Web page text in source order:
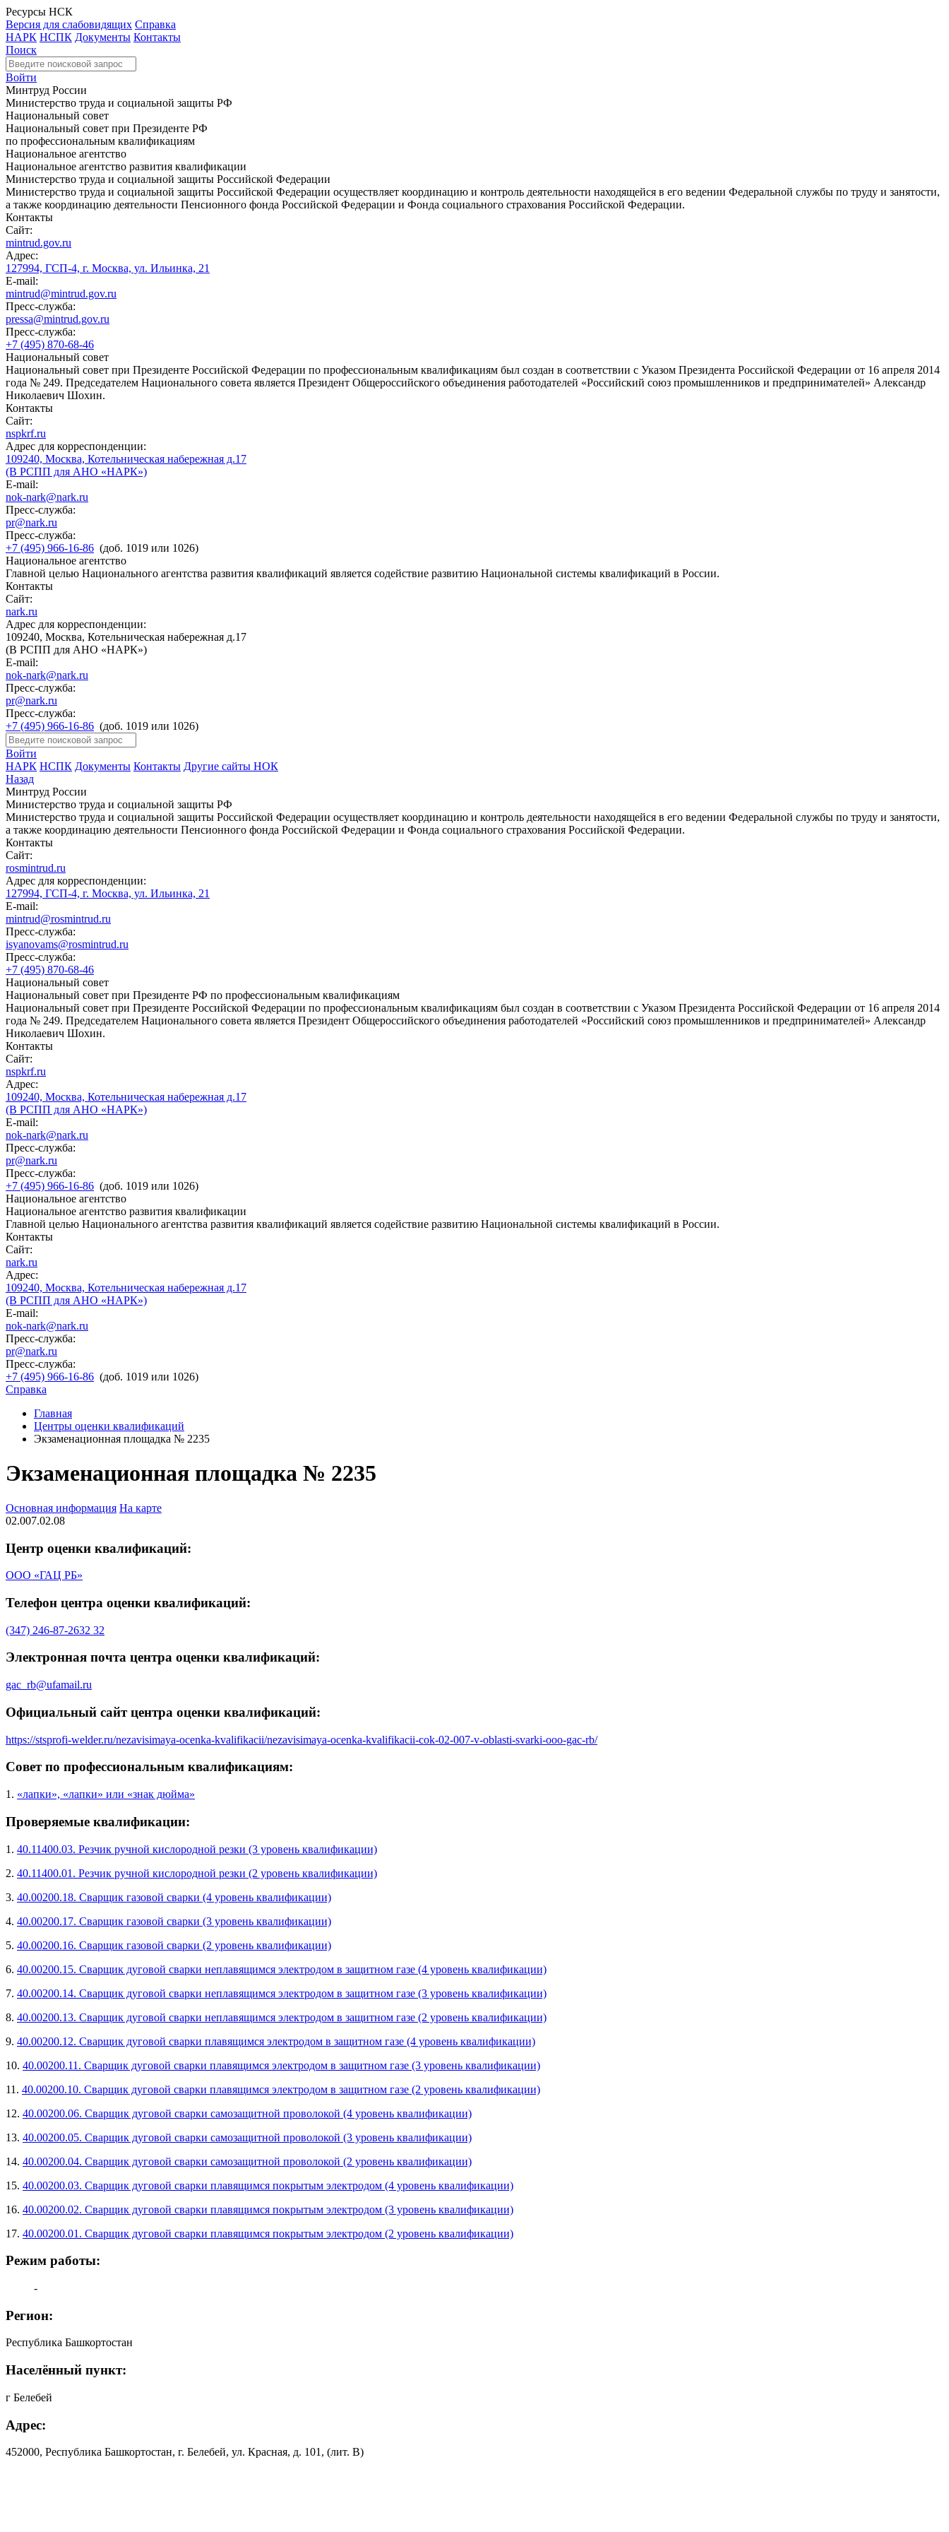
Ресурсы НСК
Версия для слабовидящих Справка
НАРК НСПК Документы Контакты
Поиск
Войти
Минтруд России
Министерство труда и социальной защиты РФ
Национальный совет
Национальный совет при Президенте РФ
по профессиональным квалификациям
Национальное агентство
Национальное агентство развития квалификации
Министерство труда и социальной защиты Российской Федерации
Министерство труда и социальной защиты Российской Федерации осуществляет координацию и контроль деятельности находящейся в его ведении Федеральной службы по труду и занятости,
а также координацию деятельности Пенсионного фонда Российской Федерации и Фонда социального страхования Российской Федерации.
Контакты
Сайт:
mintrud.gov.ru
Адрес:
127994, ГСП-4, г. Москва, ул. Ильинка, 21
E-mail:
mintrud@mintrud.gov.ru
Пресс-служба:
pressa@mintrud.gov.ru
Пресс-служба:
+7 (495) 870-68-46
Национальный совет
Национальный совет при Президенте Российской Федерации по профессиональным квалификациям был создан в соответствии с Указом Президента Российской Федерации от 16 апреля 2014
года № 249. Председателем Национального совета является Президент Общероссийского объединения работодателей «Российский союз промышленников и предпринимателей» Александр
Николаевич Шохин.
Контакты
Сайт:
nspkrf.ru
Адрес для корреспонденции:
109240, Москва, Котельническая набережная д.17
(В РСПП для АНО «НАРК»)
E-mail:
nok-nark@nark.ru
Пресс-служба:
pr@nark.ru
Пресс-служба:
+7 (495) 966-16-86 (доб. 1019 или 1026)
Национальное агентство
Главной целью Национального агентства развития квалификаций является содействие развитию Национальной системы квалификаций в России.
Контакты
Сайт:
nark.ru
Адрес для корреспонденции:
109240, Москва, Котельническая набережная д.17
(В РСПП для АНО «НАРК»)
E-mail:
nok-nark@nark.ru
Пресс-служба:
pr@nark.ru
Пресс-служба:
+7 (495) 966-16-86 (доб. 1019 или 1026)
Войти
НАРК НСПК Документы Контакты Другие сайты НОК
Назад
Минтруд России
Министерство труда и социальной защиты РФ
Министерство труда и социальной защиты Российской Федерации осуществляет координацию и контроль деятельности находящейся в его ведении Федеральной службы по труду и занятости,
а также координацию деятельности Пенсионного фонда Российской Федерации и Фонда социального страхования Российской Федерации.
Контакты
Сайт:
rosmintrud.ru
Адрес для корреспонденции:
127994, ГСП-4, г. Москва, ул. Ильинка, 21
E-mail:
mintrud@rosmintrud.ru
Пресс-служба:
isyanovams@rosmintrud.ru
Пресс-служба:
+7 (495) 870-68-46
Национальный совет
Национальный совет при Президенте РФ по профессиональным квалификациям
Национальный совет при Президенте Российской Федерации по профессиональным квалификациям был создан в соответствии с Указом Президента Российской Федерации от 16 апреля 2014
года № 249. Председателем Национального совета является Президент Общероссийского объединения работодателей «Российский союз промышленников и предпринимателей» Александр
Николаевич Шохин.
Контакты
Сайт:
nspkrf.ru
Адрес:
109240, Москва, Котельническая набережная д.17
(В РСПП для АНО «НАРК»)
E-mail:
nok-nark@nark.ru
Пресс-служба:
pr@nark.ru
Пресс-служба:
+7 (495) 966-16-86 (доб. 1019 или 1026)
Национальное агентство
Национальное агентство развития квалификации
Главной целью Национального агентства развития квалификаций является содействие развитию Национальной системы квалификаций в России.
Контакты
Сайт:
nark.ru
Адрес:
109240, Москва, Котельническая набережная д.17
(В РСПП для АНО «НАРК»)
E-mail:
nok-nark@nark.ru
Пресс-служба:
pr@nark.ru
Пресс-служба:
+7 (495) 966-16-86 (доб. 1019 или 1026)
Справка
Главная
Центры оценки квалификаций
Экзаменационная площадка № 2235
Экзаменационная площадка № 2235
Основная информация На карте
02.007.02.08
Центр оценки квалификаций:
ООО «ГАЦ РБ»
Телефон центра оценки квалификаций:
(347) 246-87-2632 32
Электронная почта центра оценки квалификаций:
gac_rb@ufamail.ru
Официальный сайт центра оценки квалификаций:
https://stsprofi-welder.ru/nezavisimaya-ocenka-kvalifikacii/nezavisimaya-ocenka-kvalifikacii-cok-02-007-v-oblasti-svarki-ooo-gac-rb/
Совет по профессиональным квалификациям:
1. «лапки», «лапки» или «знак дюйма»
Проверяемые квалификации:
1. 40.11400.03. Резчик ручной кислородной резки (3 уровень квалификации)
2. 40.11400.01. Резчик ручной кислородной резки (2 уровень квалификации)
3. 40.00200.18. Сварщик газовой сварки (4 уровень квалификации)
4. 40.00200.17. Сварщик газовой сварки (3 уровень квалификации)
5. 40.00200.16. Сварщик газовой сварки (2 уровень квалификации)
6. 40.00200.15. Сварщик дуговой сварки неплавящимся электродом в защитном газе (4 уровень квалификации)
7. 40.00200.14. Сварщик дуговой сварки неплавящимся электродом в защитном газе (3 уровень квалификации)
8. 40.00200.13. Сварщик дуговой сварки неплавящимся электродом в защитном газе (2 уровень квалификации)
9. 40.00200.12. Сварщик дуговой сварки плавящимся электродом в защитном газе (4 уровень квалификации)
10. 40.00200.11. Сварщик дуговой сварки плавящимся электродом в защитном газе (3 уровень квалификации)
11. 40.00200.10. Сварщик дуговой сварки плавящимся электродом в защитном газе (2 уровень квалификации)
12. 40.00200.06. Сварщик дуговой сварки самозащитной проволокой (4 уровень квалификации)
13. 40.00200.05. Сварщик дуговой сварки самозащитной проволокой (3 уровень квалификации)
14. 40.00200.04. Сварщик дуговой сварки самозащитной проволокой (2 уровень квалификации)
15. 40.00200.03. Сварщик дуговой сварки плавящимся покрытым электродом (4 уровень квалификации)
16. 40.00200.02. Сварщик дуговой сварки плавящимся покрытым электродом (3 уровень квалификации)
17. 40.00200.01. Сварщик дуговой сварки плавящимся покрытым электродом (2 уровень квалификации)
Режим работы:
-
Регион:
Республика Башкортостан
Населённый пункт:
г Белебей
Адрес:
452000, Республика Башкортостан, г. Белебей, ул. Красная, д. 101, (лит. В)